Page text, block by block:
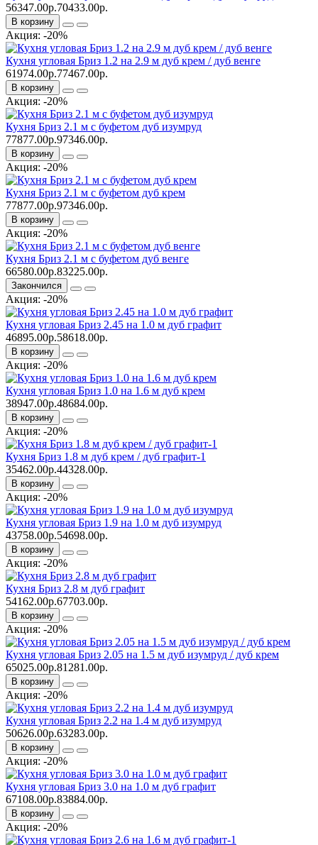
56347.00р.70433.00р.
В корзину
Акция: -20%
Кухня угловая Бриз 1.2 на 2.9 м дуб крем / дуб венге
61974.00р.77467.00р.
В корзину
Акция: -20%
Кухня Бриз 2.1 м с буфетом дуб изумруд
77877.00р.97346.00р.
В корзину
Акция: -20%
Кухня Бриз 2.1 м с буфетом дуб крем
77877.00р.97346.00р.
В корзину
Акция: -20%
Кухня Бриз 2.1 м с буфетом дуб венге
66580.00р.83225.00р.
Закончился
Акция: -20%
Кухня угловая Бриз 2.45 на 1.0 м дуб графит
46895.00р.58618.00р.
В корзину
Акция: -20%
Кухня угловая Бриз 1.0 на 1.6 м дуб крем
38947.00р.48684.00р.
В корзину
Акция: -20%
Кухня Бриз 1.8 м дуб крем / дуб графит-1
35462.00р.44328.00р.
В корзину
Акция: -20%
Кухня угловая Бриз 1.9 на 1.0 м дуб изумруд
43758.00р.54698.00р.
В корзину
Акция: -20%
Кухня Бриз 2.8 м дуб графит
54162.00р.67703.00р.
В корзину
Акция: -20%
Кухня угловая Бриз 2.05 на 1.5 м дуб изумруд / дуб крем
65025.00р.81281.00р.
В корзину
Акция: -20%
Кухня угловая Бриз 2.2 на 1.4 м дуб изумруд
50626.00р.63283.00р.
В корзину
Акция: -20%
Кухня угловая Бриз 3.0 на 1.0 м дуб графит
67108.00р.83884.00р.
В корзину
Акция: -20%